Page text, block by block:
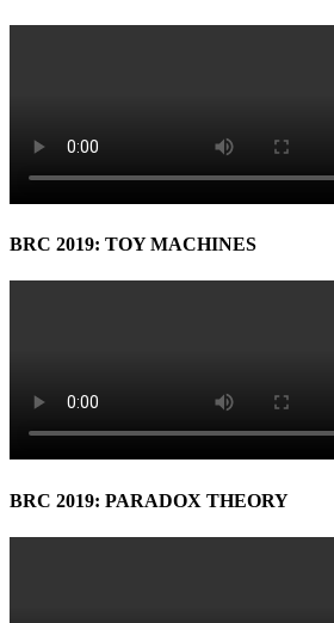
BRC 2019: TOY MACHINES
BRC 2019: PARADOX THEORY